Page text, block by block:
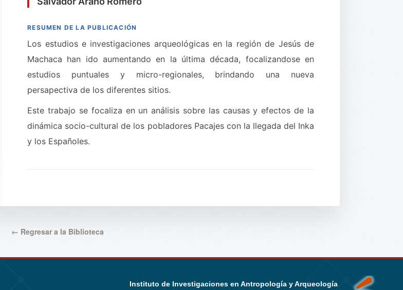
RESUMEN DE LA PUBLICACIÓN
Los estudios e investigaciones arqueológicas en la región de Jesús de
Machaca han ido aumentando en la última década, focalizandose en
estudios puntuales y micro-regionales, brindando una nueva
persapectiva de los diferentes sitios.
Este trabajo se focaliza en un análisis sobre las causas y efectos de la
dinámica socio-cultural de los pobladores Pacajes con la llegada del Inka
y los Españoles.
← Regresar a la Biblioteca
Instituto de Investigaciones en Antropología y Arqueología